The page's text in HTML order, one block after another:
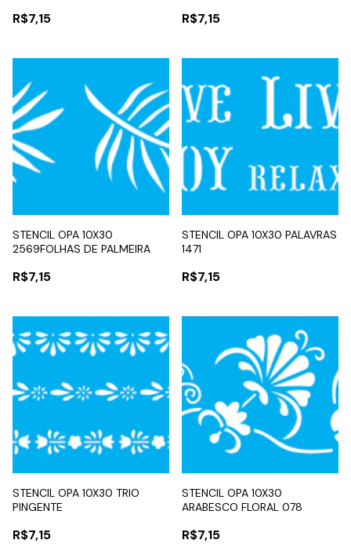
R$7,15 R$7,15
STENCIL OPA 10X30
2569FOLHAS DE PALMEIRA
R$7,15
STENCIL OPA 10X30 PALAVRAS
1471
R$7,15
STENCIL OPA 10X30 TRIO
PINGENTE
R$7,15
STENCIL OPA 10X30
ARABESCO FLORAL 078
R$7,15